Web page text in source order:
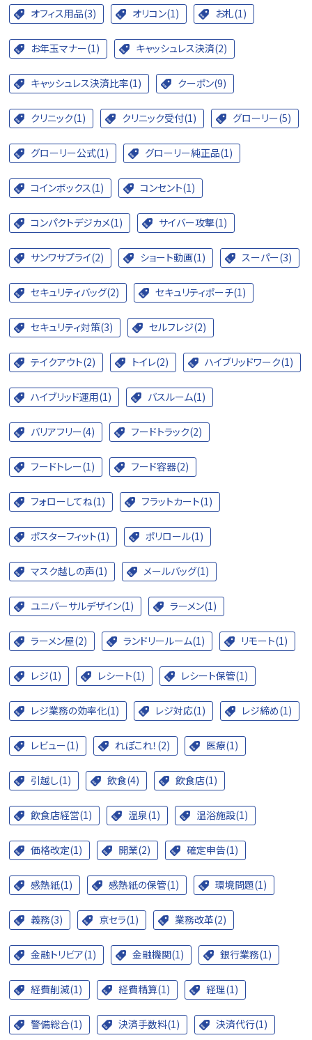
オフィス用品(3) オリコン(1) お札(1)
お年玉マナー(1) キャッシュレス決済(2)
キャッシュレス決済比率(1) クーポン(9)
クリニック(1) クリニック受付(1) グローリー(5)
グローリー公式(1) グローリー純正品(1)
コインボックス(1) コンセント(1)
コンパクトデジカメ(1) サイバー攻撃(1)
サンワサプライ(2) ショート動画(1) スーパー(3)
セキュリティバッグ(2) セキュリティポーチ(1)
セキュリティ対策(3) セルフレジ(2)
テイクアウト(2) トイレ(2) ハイブリッドワーク(1)
ハイブリッド運用(1) バスルーム(1)
バリアフリー(4) フードトラック(2)
フードトレー(1) フード容器(2)
フォローしてね(1) フラットカート(1)
ポスターフィット(1) ポリロール(1)
マスク越しの声(1) メールバッグ(1)
ユニバーサルデザイン(1) ラーメン(1)
ラーメン屋(2) ランドリールーム(1) リモート(1)
レジ(1) レシート(1) レシート保管(1)
レジ業務の効率化(1) レジ対応(1) レジ締め(1)
レビュー(1) れぽこれ！(2) 医療(1)
引越し(1) 飲食(4) 飲食店(1)
飲食店経営(1) 温泉(1) 温浴施設(1)
価格改定(1) 開業(2) 確定申告(1)
感熱紙(1) 感熱紙の保管(1) 環境問題(1)
義務(3) 京セラ(1) 業務改革(2)
金融トリビア(1) 金融機関(1) 銀行業務(1)
経費削減(1) 経費精算(1) 経理(1)
警備総合(1) 決済手数料(1) 決済代行(1)